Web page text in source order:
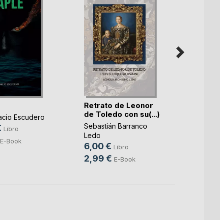
Escudero
Libro
E-Book
Retrato de Leonor
de Toledo con su(...)
Sebastián Barranco
Ledo
6,00 € Libro
2,99 € E-Book